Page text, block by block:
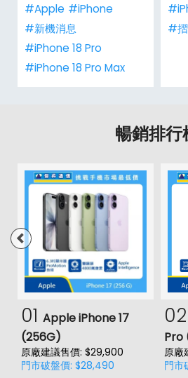
#Apple #iPhone
#新機消息
#iPhone 18 Pro
#iPhone 18 Pro Max
#
暢銷排行
01 Apple iPhone 17
(256G)
原廠建議售價: $29,900
門市破盤價: $28,490
02
Pro
原廠
門市